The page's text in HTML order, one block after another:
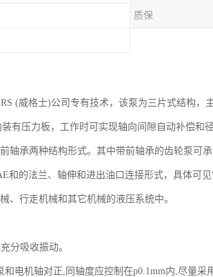
质保
(威格士)公司专有技术，该泵为三片式结构，
有压力板，工作时可实现轴向间隙自动补偿和
轴承两种结构形式。其中带前轴承的齿轮泵可承
和的法兰、轴伸和进出油口连接形式，具体可见
、行走机械和其它机械的液压系统中。
分吸收振动。
电机轴对正,同轴度应控制在p0.1mm内,尽量